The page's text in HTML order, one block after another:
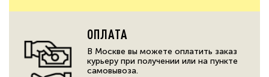
ОПЛАТА
В Москве вы можете оплатить заказ
курьеру при получении или на пункте
самовывоза.